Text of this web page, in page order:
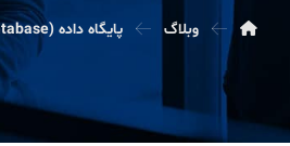
وبلاگ پایگاه داده (Database)